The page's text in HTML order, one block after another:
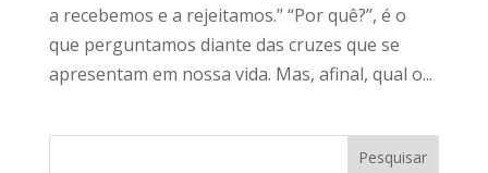
a recebemos e a rejeitamos.” “Por quê?”, é o
que perguntamos diante das cruzes que se
apresentam em nossa vida. Mas, afinal, qual o...
Pesquisar